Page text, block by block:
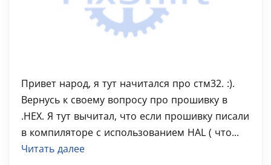
Привет народ, я тут начитался про стм32. :).
Вернусь к своему вопросу про прошивку в
.HEX. Я тут вычитал, что если прошивку писали
в компиляторе с использованием HAL ( что...
Читать далее